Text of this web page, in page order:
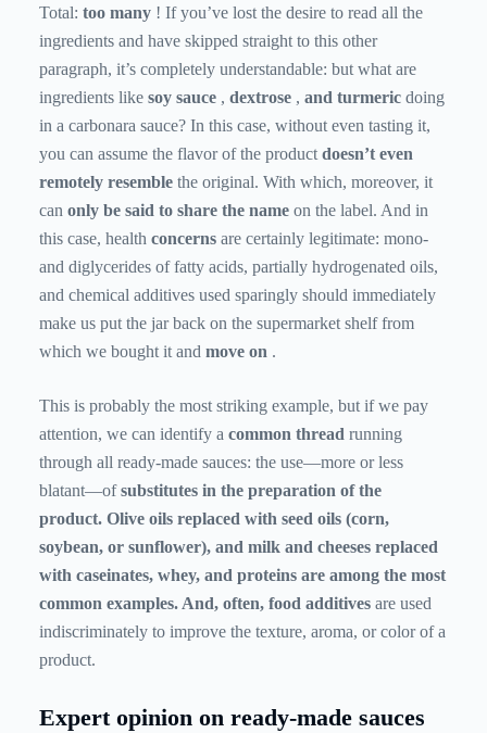
Total: too many ! If you’ve lost the desire to read all the
ingredients and have skipped straight to this other
paragraph, it’s completely understandable: but what are
ingredients like soy sauce , dextrose , and turmeric doing
in a carbonara sauce? In this case, without even tasting it,
you can assume the flavor of the product doesn’t even
remotely resemble the original. With which, moreover, it
can only be said to share the name on the label. And in
this case, health concerns are certainly legitimate: mono-
and diglycerides of fatty acids, partially hydrogenated oils,
and chemical additives used sparingly should immediately
make us put the jar back on the supermarket shelf from
which we bought it and move on .
This is probably the most striking example, but if we pay
attention, we can identify a common thread running
through all ready-made sauces: the use—more or less
blatant—ofsubstitutes in the preparation of the
product. Olive oils replaced with seed oils (corn,
soybean, or sunflower), and milk and cheeses replaced
with caseinates, whey, and proteins are among the most
common examples. And, often, food additives are used
indiscriminately to improve the texture, aroma, or color of a
product.
Expert opinion on ready-made sauces